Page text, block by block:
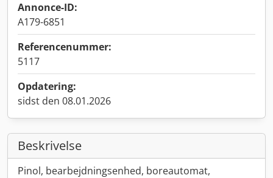
Annonce-ID:
A179-6851
Referencenummer:
5117
Opdatering:
sidst den 08.01.2026
Beskrivelse
Pinol, bearbejdningsenhed, boreautomat,